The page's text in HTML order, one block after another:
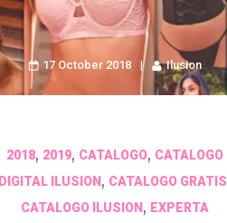
17 October 2018 Ilusion
2018, 2019, CATALOGO, CATALOGO
DIGITAL ILUSION , CATALOGO GRATIS
CATALOGO ILUSION, EXPERTA